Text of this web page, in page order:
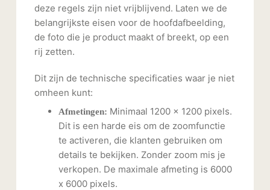
deze regels zijn niet vrijblijvend. Laten we de
belangrijkste eisen voor de hoofdafbeelding,
de foto die je product maakt of breekt, op een
rij zetten.
Dit zijn de technische specificaties waar je niet
omheen kunt:
Afmetingen: Minimaal 1200 x 1200 pixels.
Dit is een harde eis om de zoomfunctie
te activeren, die klanten gebruiken om
details te bekijken. Zonder zoom mis je
verkopen. De maximale afmeting is 6000
x 6000 pixels.